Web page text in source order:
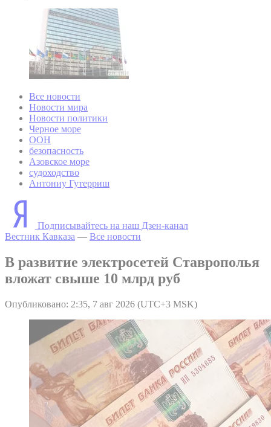
Все новости
Новости мира
Новости политики
Черное море
ООН
безопасность
Азовское море
судоходство
Антониу Гутерриш
Подписывайтесь на наш Дзен-канал
Вестник Кавказа — Все новости
В развитие электросетей Ставрополья
вложат свыше 10 млрд руб
Опубликовано: 2:35, 7 авг 2026 (UTC+3 MSK)